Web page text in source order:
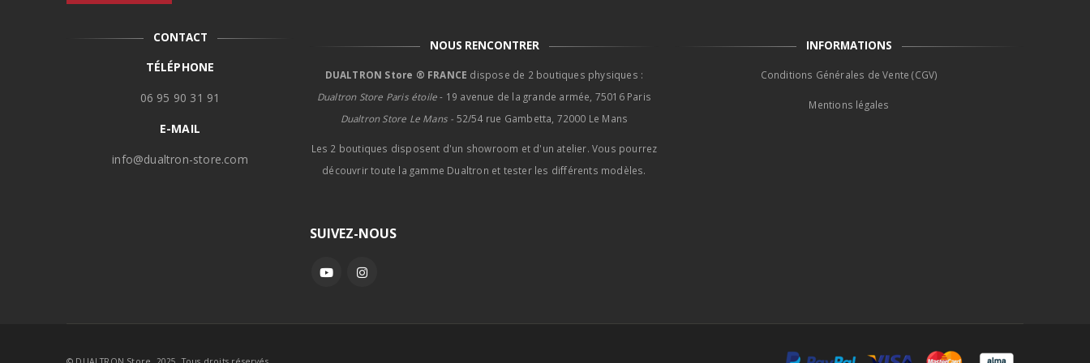
sur
la
page
du
sur
CONTACT
TÉLÉPHONE
06 95 90 31 91
E-MAIL
info@dualtron-store.com
NOUS RENCONTRER
DUALTRON Store ® FRANCE dispose de 2 boutiques physiques :
Dualtron Store Paris étoile- 19 avenue de la grande armée, 75016 Paris
Dualtron Store Le Mans - 52/54 rue Gambetta, 72000 Le Mans
Les 2 boutiques disposent d'un showroom et d'un atelier. Vous pourrez
découvrir toute la gamme Dualtron et tester les différents modèles.
INFORMATIONS
Conditions Générales de Vente (CGV)
Mentions légales
SUIVEZ-NOUS